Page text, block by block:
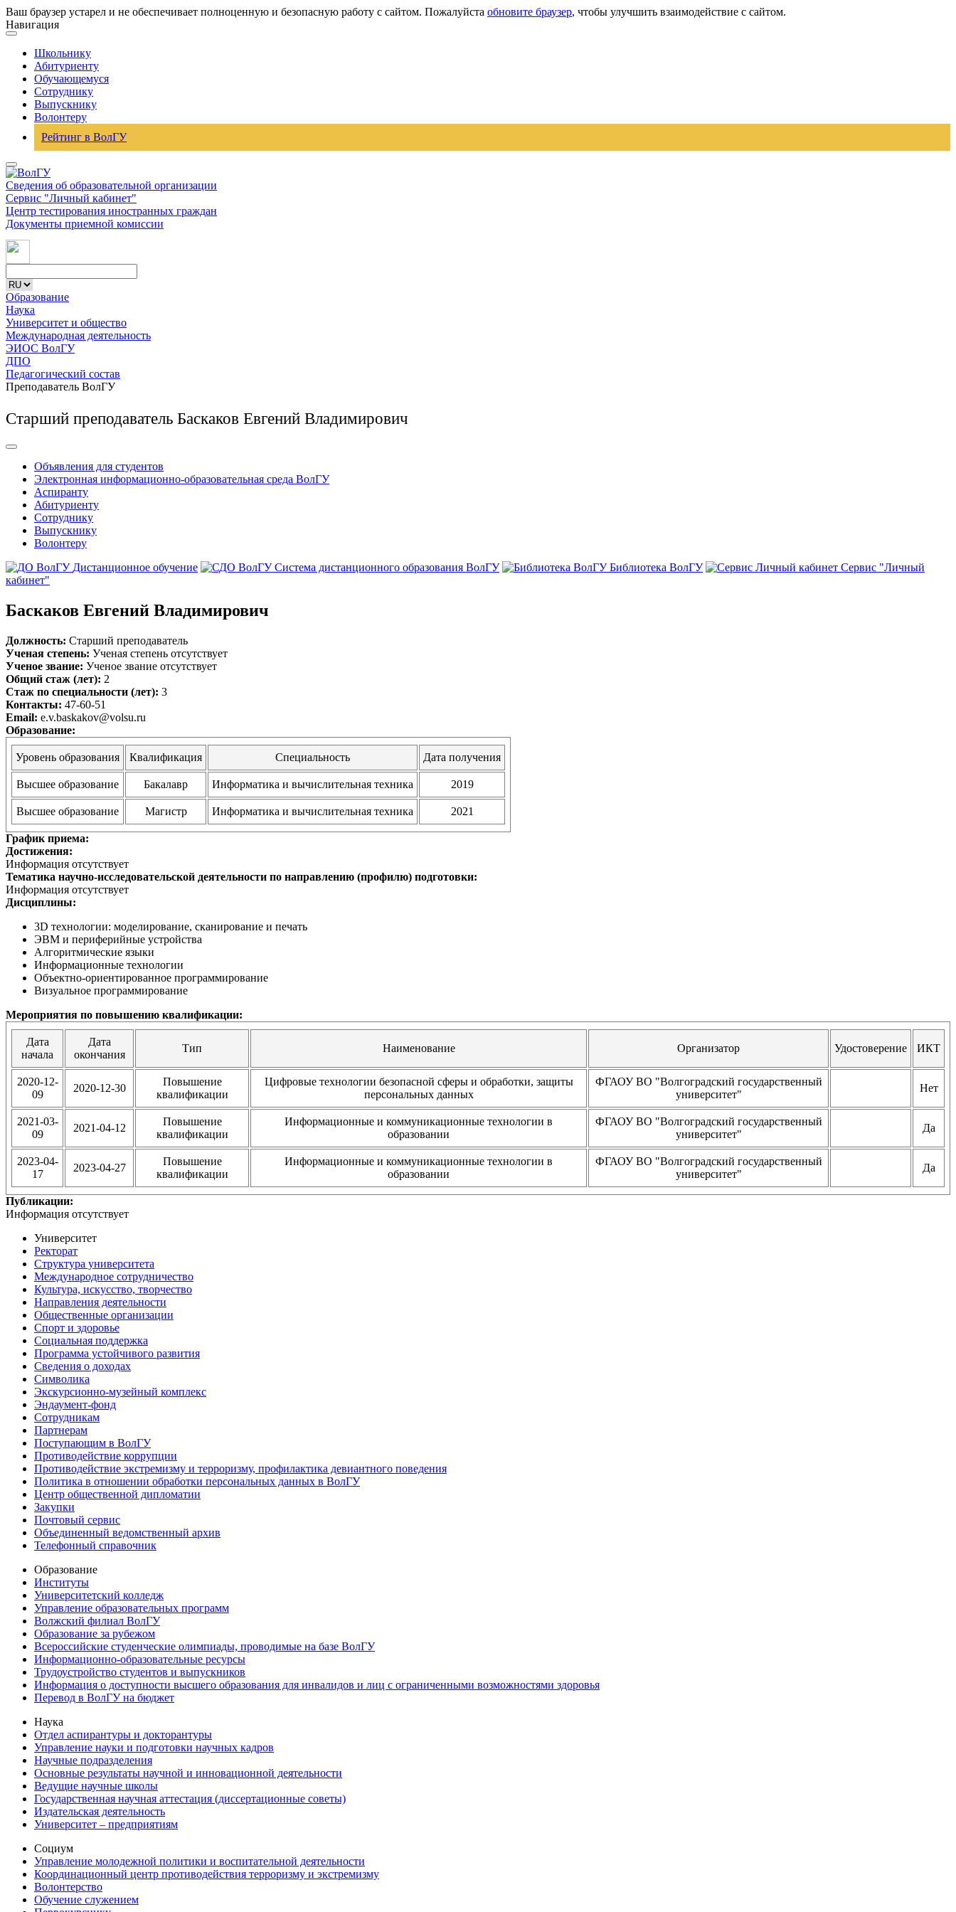
Ваш браузер устарел и не обеспечивает полноценную и безопасную работу с сайтом. Пожалуйста обновите браузер, чтобы улучшить взаимодействие с сайтом.
Навигация
Школьнику
Абитуриенту
Обучающемуся
Сотруднику
Выпускнику
Волонтеру
Рейтинг в ВолГУ
Сведения об образовательной организации
Сервис "Личный кабинет"
Центр тестирования иностранных граждан
Документы приемной комиссии
Образование
Наука
Университет и общество
Международная деятельность
ЭИОС ВолГУ
ДПО
Педагогический состав
Преподаватель ВолГУ
Старший преподаватель Баскаков Евгений Владимирович
Объявления для студентов
Электронная информационно-образовательная среда ВолГУ
Аспиранту
Абитуриенту
Сотруднику
Выпускнику
Волонтеру
Дистанционное обучение
Система дистанционного образования ВолГУ Библиотека ВолГУ
Сервис "Личный
кабинет"
Баскаков Евгений Владимирович
Должность: Старший преподаватель
Ученая степень: Ученая степень отсутствует
Ученое звание: Ученое звание отсутствует
Общий стаж (лет): 2
Стаж по специальности (лет): 3
Контакты: 47-60-51
Email: e.v.baskakov@volsu.ru
Образование:
Уровень образования Квалификация Специальность Дата получения
Высшее образование Бакалавр Информатика и вычислительная техника 2019
Высшее образование Магистр Информатика и вычислительная техника 2021
График приема:
Достижения:
Информация отсутствует
Тематика научно-исследовательской деятельности по направлению (профилю) подготовки:
Информация отсутствует
Дисциплины:
3D технологии: моделирование, сканирование и печать
ЭВМ и периферийные устройства
Алгоритмические языки
Информационные технологии
Объектно-ориентированное программирование
Визуальное программирование
Мероприятия по повышению квалификации:
Дата
начала
Дата
окончания
Тип Наименование Организатор Удостоверение ИКТ
2020-12-
09
2020-12-30
Повышение
квалификации
Цифровые технологии безопасной сферы и обработки, защиты
персональных данных
ФГАОУ ВО "Волгоградский государственный
университет"
Нет
2021-03-
09
2021-04-12
Повышение
квалификации
Информационные и коммуникационные технологии в
образовании
ФГАОУ ВО "Волгоградский государственный
университет"
Да
2023-04-
17
2023-04-27
Повышение
квалификации
Информационные и коммуникационные технологии в
образовании
ФГАОУ ВО "Волгоградский государственный
университет"
Да
Публикации:
Информация отсутствует
Университет
Ректорат
Структура университета
Международное сотрудничество
Культура, искусство, творчество
Направления деятельности
Общественные организации
Спорт и здоровье
Социальная поддержка
Программа устойчивого развития
Сведения о доходах
Символика
Экскурсионно-музейный комплекс
Эндаумент-фонд
Сотрудникам
Партнерам
Поступающим в ВолГУ
Противодействие коррупции
Противодействие экстремизму и терроризму, профилактика девиантного поведения
Политика в отношении обработки персональных данных в ВолГУ
Центр общественной дипломатии
Закупки
Почтовый сервис
Объединенный ведомственный архив
Телефонный справочник
Образование
Институты
Университетский колледж
Управление образовательных программ
Волжский филиал ВолГУ
Образование за рубежом
Всероссийские студенческие олимпиады, проводимые на базе ВолГУ
Информационно-образовательные ресурсы
Трудоустройство студентов и выпускников
Информация о доступности высшего образования для инвалидов и лиц с ограниченными возможностями здоровья
Перевод в ВолГУ на бюджет
Наука
Отдел аспирантуры и докторантуры
Управление науки и подготовки научных кадров
Научные подразделения
Основные результаты научной и инновационной деятельности
Ведущие научные школы
Государственная научная аттестация (диссертационные советы)
Издательская деятельность
Университет – предприятиям
Социум
Управление молодежной политики и воспитательной деятельности
Координационный центр противодействия терроризму и экстремизму
Волонтерство
Обучение служением